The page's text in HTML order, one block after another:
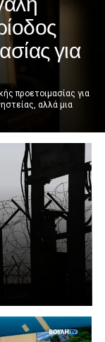
για
προετοιμασίας για
αλλά μια